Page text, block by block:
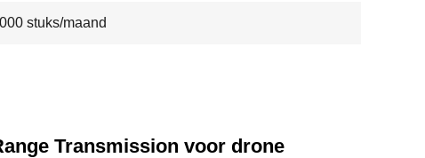
stuks/maand
Transmission voor drone